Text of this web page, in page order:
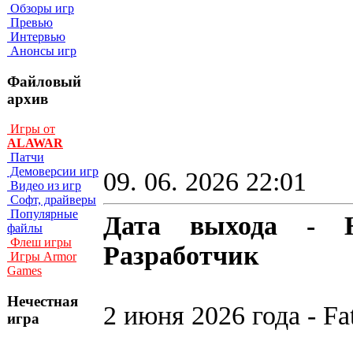
Обзоры игр
Превью
Интервью
Анонсы игр
Файловый
архив
Игры от
ALAWAR
Патчи
Демоверсии игр
Видео из игр
Софт, драйверы
Популярные
файлы
Флеш игры
Игры Armor
Games
Нечестная
игра
09. 06. 2026 22:01
Дата выхода -
Разработчик
2 июня 2026 года -